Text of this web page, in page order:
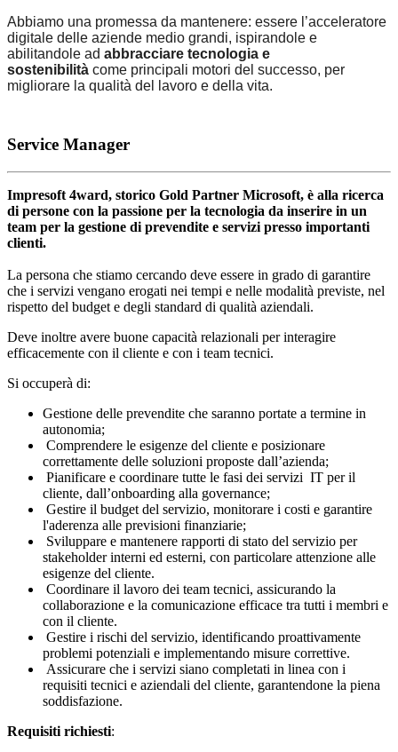
Abbiamo una promessa da mantenere: essere l’acceleratore
digitale delle aziende medio grandi, ispirandole e
abilitandole ad abbracciare tecnologia e
sostenibilità come principali motori del successo, per
migliorare la qualità del lavoro e della vita.
Service Manager
Impresoft 4ward, storico Gold Partner Microsoft, è alla ricerca
di persone con la passione per la tecnologia da inserire in un
team per la gestione di prevendite e servizi presso importanti
clienti.
La persona che stiamo cercando deve essere in grado di garantire
che i servizi vengano erogati nei tempi e nelle modalità previste, nel
rispetto del budget e degli standard di qualità aziendali.
Deve inoltre avere buone capacità relazionali per interagire
efficacemente con il cliente e con i team tecnici.
Si occuperà di:
Gestione delle prevendite che saranno portate a termine in
autonomia;
Comprendere le esigenze del cliente e posizionare
correttamente delle soluzioni proposte dall’azienda;
Pianificare e coordinare tutte le fasi dei servizi IT per il
cliente, dall’onboarding alla governance;
Gestire il budget del servizio, monitorare i costi e garantire
l'aderenza alle previsioni finanziarie;
Sviluppare e mantenere rapporti di stato del servizio per
stakeholder interni ed esterni, con particolare attenzione alle
esigenze del cliente.
Coordinare il lavoro dei team tecnici, assicurando la
collaborazione e la comunicazione efficace tra tutti i membri e
con il cliente.
Gestire i rischi del servizio, identificando proattivamente
problemi potenziali e implementando misure correttive.
Assicurare che i servizi siano completati in linea con i
requisiti tecnici e aziendali del cliente, garantendone la piena
soddisfazione.
Requisiti richiesti: